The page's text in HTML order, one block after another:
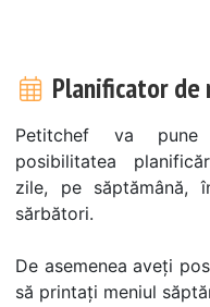
Planificator de
Petitchef va
posibilitatea
zile, pe săptămână,
sărbători.
De asemenea aveți
să printați meniul